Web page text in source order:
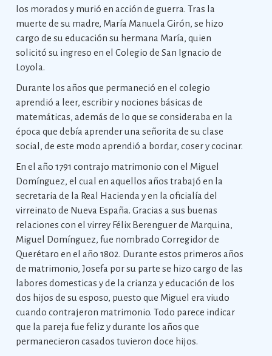
los morados y murió en acción de guerra. Tras la
muerte de su madre, María Manuela Girón, se hizo
cargo de su educación su hermana María, quien
solicitó su ingreso en el Colegio de San Ignacio de
Loyola.
Durante los años que permaneció en el colegio
aprendió a leer, escribir y nociones básicas de
matemáticas, además de lo que se consideraba en la
época que debía aprender una señorita de su clase
social, de este modo aprendió a bordar, coser y cocinar.
En el año 1791 contrajo matrimonio con el Miguel
Domínguez, el cual en aquellos años trabajó en la
secretaria de la Real Hacienda y en la oficialía del
virreinato de Nueva España. Gracias a sus buenas
relaciones con el virrey Félix Berenguer de Marquina,
Miguel Domínguez, fue nombrado Corregidor de
Querétaro en el año 1802. Durante estos primeros años
de matrimonio, Josefa por su parte se hizo cargo de las
labores domesticas y de la crianza y educación de los
dos hijos de su esposo, puesto que Miguel era viudo
cuando contrajeron matrimonio. Todo parece indicar
que la pareja fue feliz y durante los años que
permanecieron casados tuvieron doce hijos.